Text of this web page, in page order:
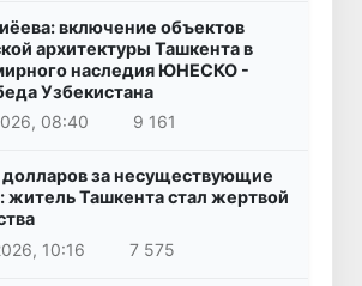
включение объектов
архитектуры Ташкента в
наследия ЮНЕСКО -
Узбекистана
08:40
9 161
за несуществующие
житель Ташкента стал жертвой
10:16
7 575